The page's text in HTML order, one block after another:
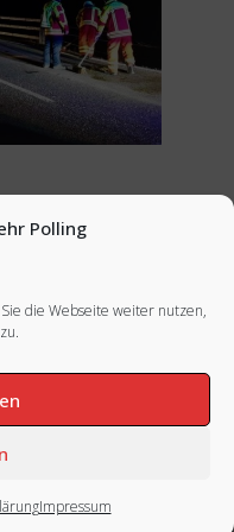
Polling
die Webseite weiter nutzen,
Impressum
Nächstes Bild